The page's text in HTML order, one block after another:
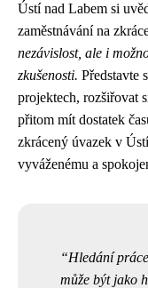
Ústí nad Labem si
zaměstnávání na
nezávislost, ale i
zkušenosti. Představte
projektech, rozšiřovat
přitom mít dostatek
zkrácený úvazek v
vyváženému a
Hledání
může být jako